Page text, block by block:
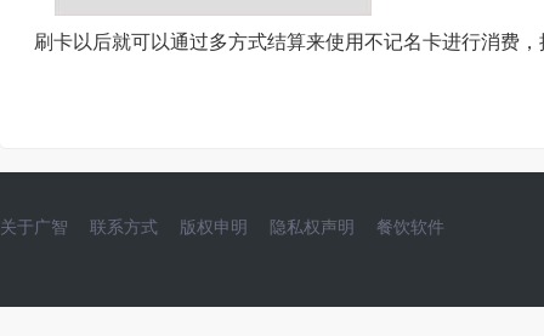
刷卡以后就可以通过多方式结算来使用不记名卡进行消费
关于广智 联系方式 版权申明 隐私权声明 餐饮软件